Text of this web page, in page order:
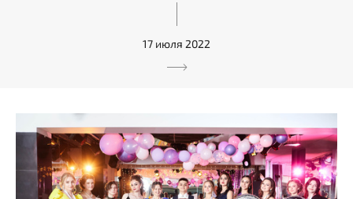
17 июля 2022